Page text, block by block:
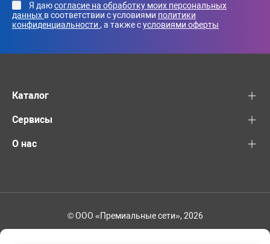
Я даюсогласие на обработку моих персональных
данных в соответствии с условиями политики
конфиденциальности , а также сусловиями оферты
Каталог
Сервисы
О нас
© ООО «Премиальные сети», 2026